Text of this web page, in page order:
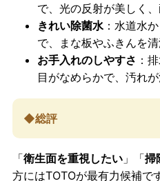
で、光の反射が美しく
きれい除菌水：水道水
で、まな板やふきんを清
お手入れのしやすさ ：
目がなめらかで、汚れが
◆総評
「衛生面を重視したい」「掃
方にはTOTOが最有力候補で